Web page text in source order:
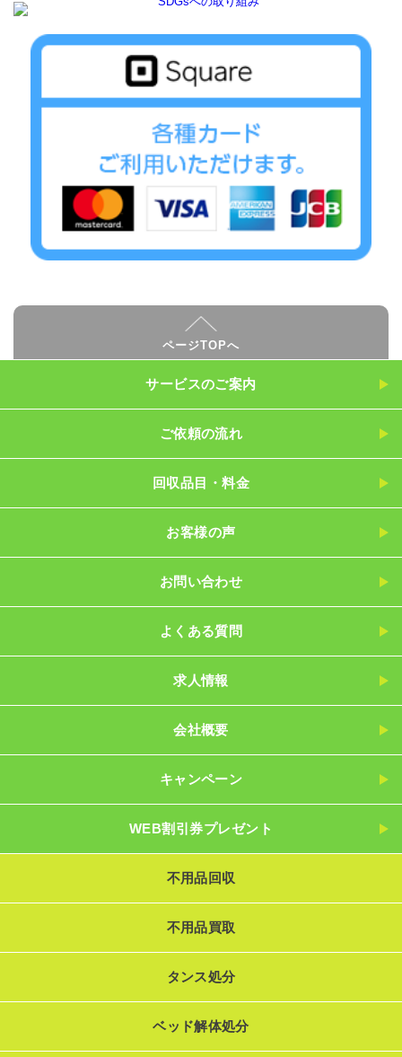
ページTOPへ
サービスのご案内
ご依頼の流れ
回収品目・料金
お客様の声
お問い合わせ
よくある質問
求人情報
会社概要
キャンペーン
WEB割引券プレゼント
不用品回収
不用品買取
タンス処分
ベッド解体処分